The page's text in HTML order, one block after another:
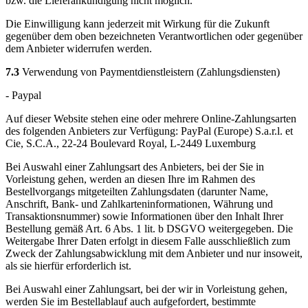
Die Einwilligung kann jederzeit mit Wirkung für die Zukunft
gegenüber dem oben bezeichneten Verantwortlichen oder gegenüber
dem Anbieter widerrufen werden.
7.3 Verwendung von Paymentdienstleistern (Zahlungsdiensten)
- Paypal
Auf dieser Website stehen eine oder mehrere Online-Zahlungsarten
des folgenden Anbieters zur Verfügung: PayPal (Europe) S.a.r.l. et
Cie, S.C.A., 22-24 Boulevard Royal, L-2449 Luxemburg
Bei Auswahl einer Zahlungsart des Anbieters, bei der Sie in
Vorleistung gehen, werden an diesen Ihre im Rahmen des
Bestellvorgangs mitgeteilten Zahlungsdaten (darunter Name,
Anschrift, Bank- und Zahlkarteninformationen, Währung und
Transaktionsnummer) sowie Informationen über den Inhalt Ihrer
Bestellung gemäß Art. 6 Abs. 1 lit. b DSGVO weitergegeben. Die
Weitergabe Ihrer Daten erfolgt in diesem Falle ausschließlich zum
Zweck der Zahlungsabwicklung mit dem Anbieter und nur insoweit,
als sie hierfür erforderlich ist.
Bei Auswahl einer Zahlungsart, bei der wir in Vorleistung gehen,
werden Sie im Bestellablauf auch aufgefordert, bestimmte